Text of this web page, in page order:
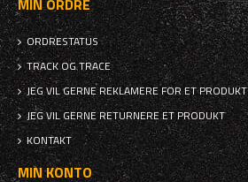
MIN ORDRE
ORDRESTATUS
TRACK OG TRACE
JEG VIL GERNE REKLAMERE FOR ET PRODUKT
JEG VIL GERNE RETURNERE ET PRODUKT
KONTAKT
MIN KONTO